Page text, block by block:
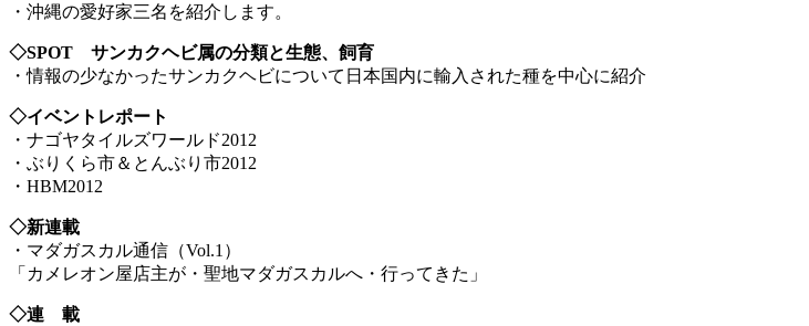
・沖縄の愛好家三名を紹介します。
◇SPOT サンカクヘビ属の分類と生態、飼育
・情報の少なかったサンカクヘビについて日本国内に輸入された種を中心に紹介
◇イベントレポート
・ナゴヤタイルズワールド2012
・ぶりくら市＆とんぶり市2012
・HBM2012
◇新連載
・マダガスカル通信（Vol.1）
「カメレオン屋店主が・聖地マダガスカルへ・行ってきた」
◇連 載